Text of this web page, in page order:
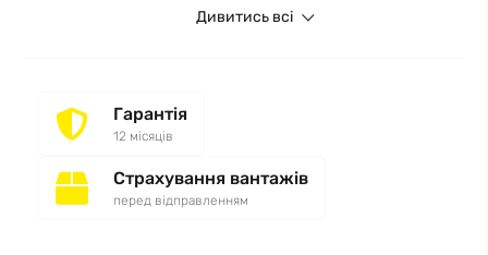
Дивитись всі
Гарантія
12 місяців
Страхування вантажів
перед відправленням